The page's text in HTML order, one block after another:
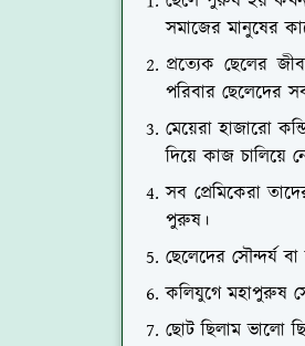
সমাজের মানুষের
প্রত্যেক ছেলের
পরিবার ছেলেদের
মেয়েরা হাজারো
দিয়ে কাজ চালিয়ে
সব প্রেমিকেরা
পুরুষ।
ছেলেদের সৌন্দর্য
কলিযুগে মহাপুরুষ
ছোট ছিলাম ভালো